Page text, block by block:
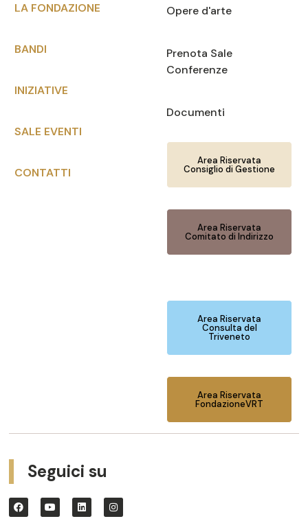
LA FONDAZIONE
BANDI
INIZIATIVE
SALE EVENTI
CONTATTI
Opere d'arte
Prenota Sale
Conferenze
Documenti
Area Riservata
Consiglio di Gestione
Area Riservata
Comitato di Indirizzo
Area Riservata
Consulta del
Triveneto
Area Riservata
FondazioneVRT
Seguici su